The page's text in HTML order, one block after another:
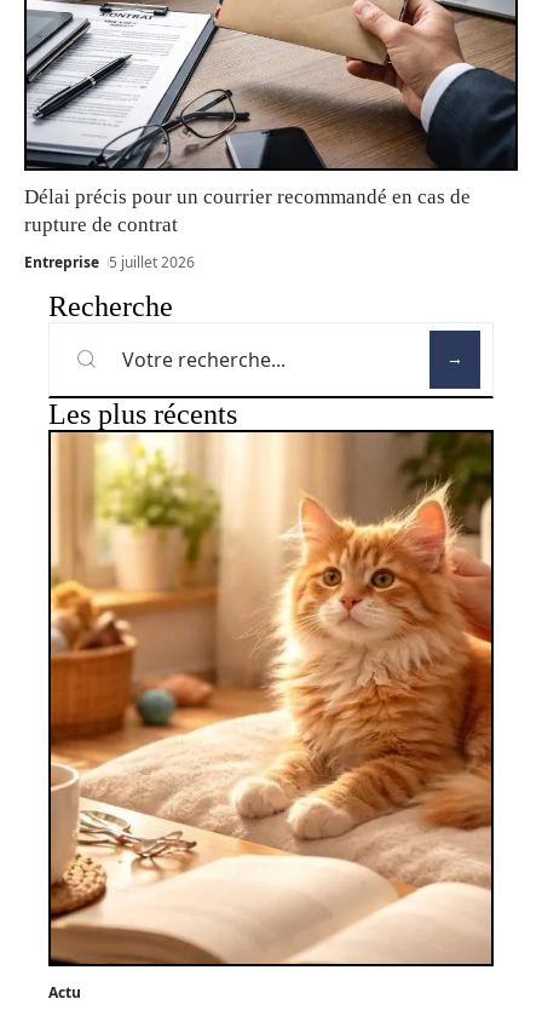
Délai précis pour un courrier recommandé en cas de
rupture de contrat
Entreprise 5 juillet 2026
Recherche
Les plus récents
Actu